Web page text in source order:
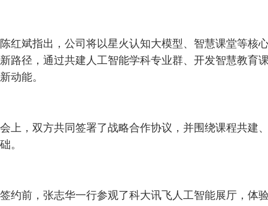
陈红斌指出，公司将以星火认知大模型、智慧课堂等核
新路径，通过共建人工智能学科专业群、开发智慧教育
新动能。
会上，双方共同签署了战略合作协议，并围绕课程共建
础。
签约前，张志华一行参观了科大讯飞人工智能展厅，体